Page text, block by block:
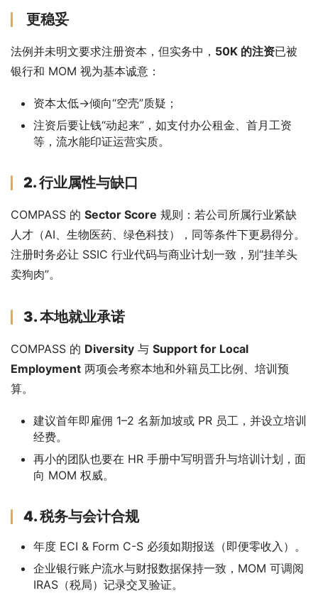
更稳妥
法例并未明文要求注册资本，但实务中， 50K 的注资已被
银行和 MOM 视为基本诚意：
资本太低→倾向“空壳”质疑；
注资后要让钱“动起来”，如支付办公租金、首月工资
等，流水能印证运营实质。
2. 行业属性与缺口
COMPASS 的 Sector Score 规则：若公司所属行业紧缺
人才（AI、生物医药、绿色科技），同等条件下更易得分。
注册时务必让 SSIC 行业代码与商业计划一致，别“挂羊头
卖狗肉”。
3. 本地就业承诺
COMPASS 的 Diversity 与 Support for Local
Employment 两项会考察本地和外籍员工比例、培训预
算。
建议首年即雇佣 1–2 名新加坡或 PR 员工，并设立培训
经费。
再小的团队也要在 HR 手册中写明晋升与培训计划，面
向 MOM 权威。
4. 税务与会计合规
年度 ECI & Form C-S 必须如期报送（即便零收入）。
企业银行账户流水与财报数据保持一致，MOM 可调阅
IRAS（税局）记录交叉验证。